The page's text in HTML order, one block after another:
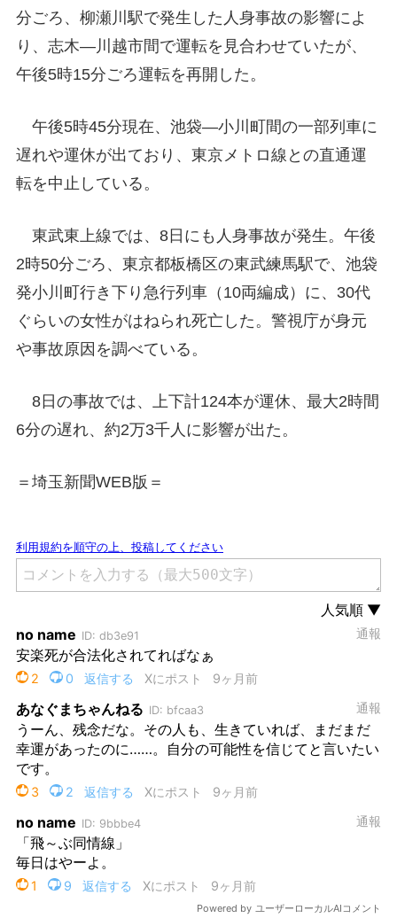
分ごろ、柳瀬川駅で発生した人身事故の影響によ
り、志木―川越市間で運転を見合わせていたが、
午後5時15分ごろ運転を再開した。
午後5時45分現在、池袋―小川町間の一部列車に
遅れや運休が出ており、東京メトロ線との直通運
転を中止している。
東武東上線では、8日にも人身事故が発生。午後
2時50分ごろ、東京都板橋区の東武練馬駅で、池袋
発小川町行き下り急行列車（10両編成）に、30代
ぐらいの女性がはねられ死亡した。警視庁が身元
や事故原因を調べている。
8日の事故では、上下計124本が運休、最大2時間
6分の遅れ、約2万3千人に影響が出た。
＝埼玉新聞WEB版＝